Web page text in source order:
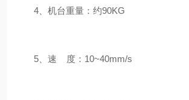
4、机台重量：约90KG
5、速 度：10~40mm/s